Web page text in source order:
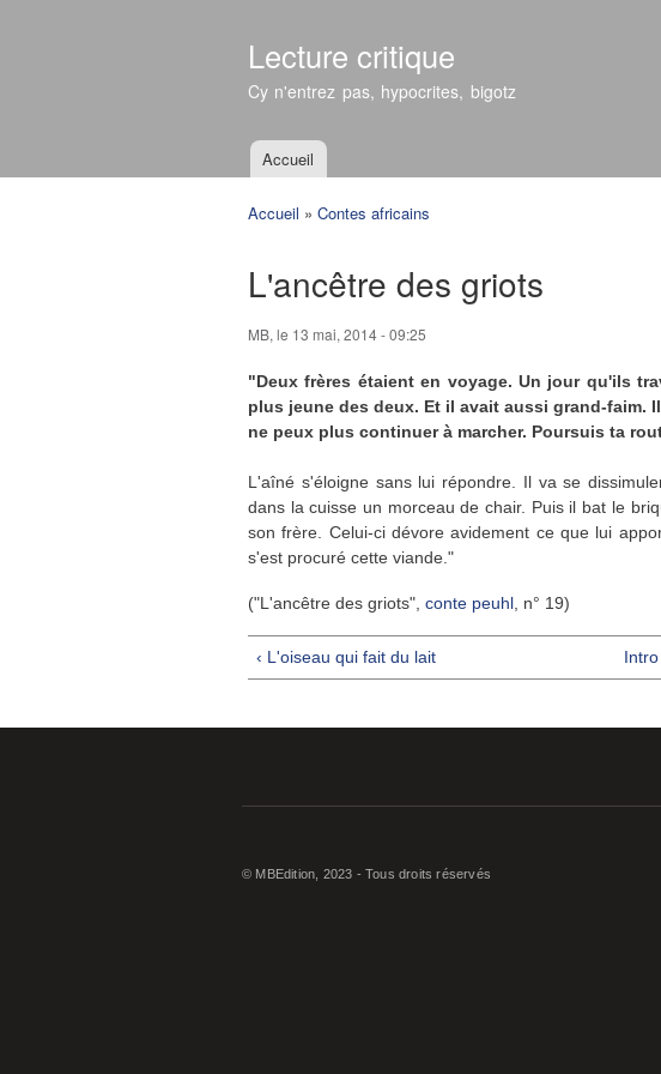
Lecture critique
Cy n'entrez pas, hypocrites, bigotz
Menu principal
Accueil
Accueil » Contes africains
L'ancêtre des griots
MB, le 13 mai, 2014 - 09:25
"Deux frères étaient en voyage. Un jour qu'ils
plus jeune des deux. Et il avait aussi grand-
ne peux plus continuer à marcher. Poursuis ta
L'aîné s'éloigne sans lui répondre. Il va se
dans la cuisse un morceau de chair. Puis il bat le
son frère. Celui-ci dévore avidement ce que lui
s'est procuré cette viande."
("L'ancêtre des griots", conte peuhl , n° 19)
‹ L'oiseau qui fait du lait Intro
© MBEdition, 2023 - Tous droits réservés